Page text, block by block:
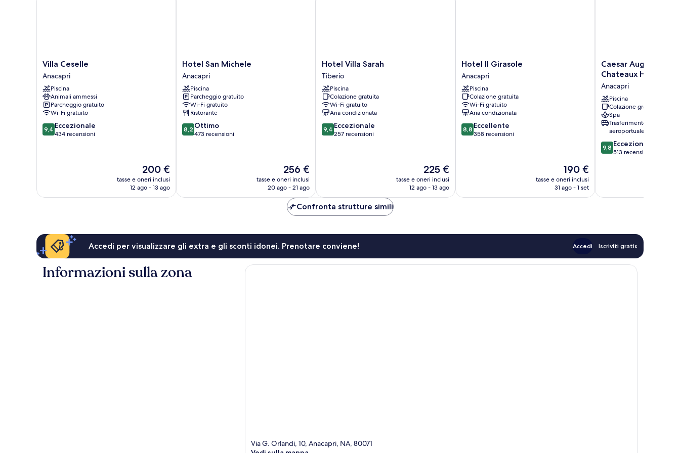
Villa
Ceselle
Anacapri
Villa Ceselle
Anacapri
Piscina
Animali ammessi
Parcheggio gratuito
Wi-Fi gratuito
9.4
su
9,4 Eccezionale
434 recensioni
Il
prezzo
attuale
200 €
tasse e oneri inclusi
12 ago - 13 ago
Hotel
San
Michele
Anacapri
Hotel San Michele
Anacapri
Piscina
Parcheggio gratuito
Wi-Fi gratuito
Ristorante
8.2
su
8,2 Ottimo
473 recensioni
Il
prezzo
attuale
256 €
256 €
tasse e oneri inclusi
20 ago - 21 ago
Hotel
Villa
Sarah
Tiberio
Hotel Villa Sarah
Tiberio
Piscina
Colazione gratuita
Wi-Fi gratuito
Aria condizionata
9.4
su
9,4 Eccezionale
257 recensioni
Il
prezzo
attuale
225 €
tasse e oneri inclusi
12 ago - 13 ago
Hotel
Il
Girasole
Anacapri
Hotel Il Girasole
Anacapri
Piscina
Colazione gratuita
Wi-Fi gratuito
Aria condizionata
8.8
su
8,8 Eccellente
358 recensioni
Il
prezzo
attuale
190 €
tasse e oneri inclusi
31 ago - 1 set
Caesar
Augustus,
&
Chateaux
Hotel
Anacapri
Caesar Augustus,
Chateaux Hotel
Anacapri
Piscina
Colazione gratuita
Spa
Trasferimento
aeroportuale
9.8
su
9,8 Eccezionale
513 recensioni
Confronta strutture simili
Accedi per visualizzare gli extra e gli sconti idonei. Prenotare conviene! Accedi Iscriviti gratis
Informazioni sulla zona
Via G. Orlandi, 10, Anacapri, NA, 80071